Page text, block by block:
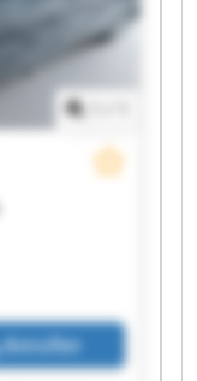
Anrufen